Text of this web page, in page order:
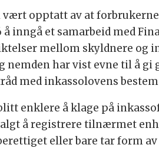
opptatt av at
inngå et samarbeid med
mellom skyldnere og
nemden har vist evne til å
med inkassolovens
enklere å klage på
å registrere tilnærmet
eller bare tar form